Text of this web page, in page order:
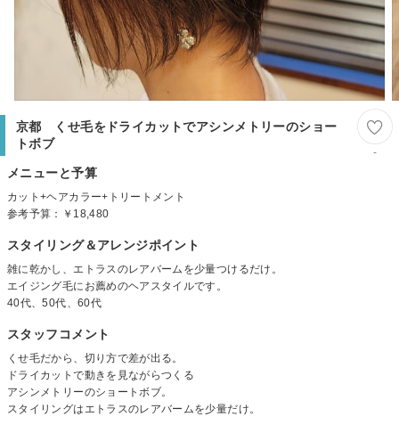
京都 くせ毛をドライカットでアシンメトリーのショー
トボブ
-
メニューと予算
カット+ヘアカラー+トリートメント
参考予算：
￥18,480
スタイリング＆アレンジポイント
雑に乾かし、エトラスのレアバームを少量つけるだけ。
エイジング毛にお薦めのヘアスタイルです。
40代、50代、60代
スタッフコメント
くせ毛だから、切り方で差が出る。
ドライカットで動きを見ながらつくる
アシンメトリーのショートボブ。
スタイリングはエトラスのレアバームを少量だけ。